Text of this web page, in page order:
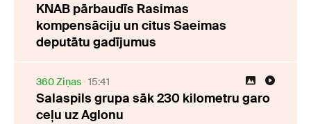
KNAB pārbaudīs Rasimas
kompensāciju un citus Saeimas
deputātu gadījumus
360 Ziņas 15:41
Salaspils grupa sāk 230 kilometru garo
ceļu uz Aglonu